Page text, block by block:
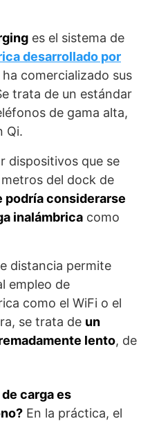
es el sistema de
desarrollado por
ha comercializado sus
trata de un estándar
de gama alta,
Qi.
dispositivos que se
del dock de
podría considerarse
inalámbrica como
distancia permite
empleo de
como el WiFi o el
se trata de un
lento, de
carga es
En la práctica, el